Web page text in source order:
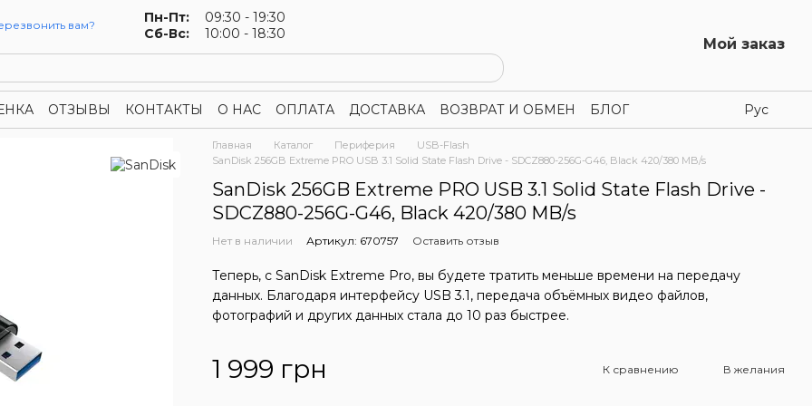
вам?
Пн-Пт:
09:30 - 19:30
Сб-Вс:
10:00 - 18:30
Мой заказ
ОТЗЫВЫ КОНТАКТЫ О НАС ОПЛАТА ДОСТАВКА ВОЗВРАТ И ОБМЕН
БЛОГ
Публичная оферта
Рус
Главная Каталог Периферия
USB-Flash
SanDisk 256GB Extreme PRO USB 3.1 Solid State Flash Drive - SDCZ880-256G-G46, Black 420/380 MB/s
SanDisk 256GB Extreme PRO USB 3.1 Solid State Flash Drive -
SDCZ880-256G-G46, Black 420/380 MB/s
Нет в наличии Артикул: 670757 Оставить отзыв
Теперь, с SanDisk Extreme Pro, вы будете тратить меньше времени на передачу
данных. Благодаря интерфейсу USB 3.1, передача объёмных видео файлов,
фотографий и других данных стала до 10 раз быстрее.
1 999 грн К сравнению В желания